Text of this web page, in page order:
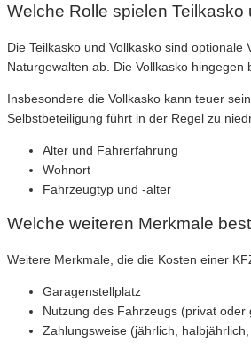
Welche Rolle spielen
Die Teilkasko und Vollkasko sind
Naturgewalten ab. Die Vollkasko
Insbesondere die Vollkasko kann teuer
Selbstbeteiligung führt in der Regel zu
Alter und Fahrerfahrung
Wohnort
Fahrzeugtyp und -alter
Welche weiteren Merkmale
Weitere Merkmale, die die Kosten einer
Garagenstellplatz
Nutzung des Fahrzeugs (privat oder
Zahlungsweise (jährlich,